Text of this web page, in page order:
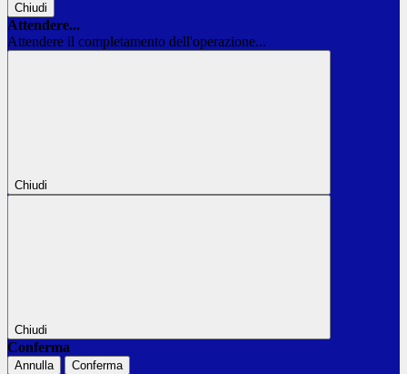
Chiudi
Attendere...
Attendere il completamento dell'operazione...
Chiudi
Chiudi
Conferma
Annulla Conferma